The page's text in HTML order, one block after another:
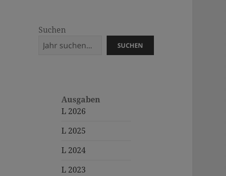
Suchen
SUCHEN
Ausgaben
L 2026
L 2025
L 2024
L 2023